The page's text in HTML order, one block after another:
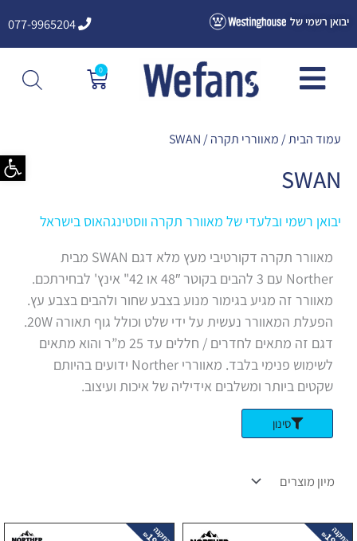
פתח
לתוכן
יבואן רשמי של 077-9965204
0
עגלת
עמוד הבית/ מאווררי תקרה/ SWAN
SWAN
יבואן רשמי ובלעדי של מאוורר תקרה ווסטינגהאוס בישראל
מאוורר תקרה דקורטיבי מעץ מלא דגם SWAN מבית
Norther עם 3 להבים בקוטר 48″ או 42" אינץ' לבחירתכם.
מאוורר זה מגיע בגימור מנוע בצבע שחור ולהבים בצבע עץ.
הפעלת המאוורר נעשית על ידי שלט וכולל גוף תאורה 20W.
דגם זה מתאים לחדרים / חללים עד 25 מ”ר והוא מתאים
לשימוש פנימי בלבד. מאווררי Norther ידועים בהיותם
שקטים ביותר ומשלבים אידיליה של איכות ועיצוב.
סינון